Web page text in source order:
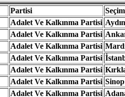
Partisi
Adalet Ve Kalkınma Partisi Aydın
Adalet Ve Kalkınma Partisi
Adalet Ve Kalkınma Partisi
Adalet Ve Kalkınma Partisi
Adalet Ve Kalkınma Partisi
Adalet Ve Kalkınma Partisi Sinop
Adalet Ve Kalkınma Partisi